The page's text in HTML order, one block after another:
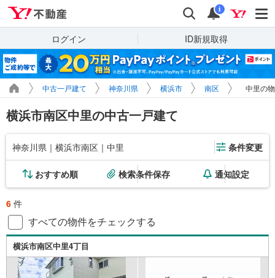
検索 通知
i
ログイン ID新規取得
中古一戸建て 神奈川県 横浜市 南区 中里の
横浜市南区中里の中古一戸建て
神奈川県｜横浜市南区｜中里 条件変更
おすすめ順 検索条件保存 通知設定
6 件
すべての物件をチェックする
横浜市南区中里4丁目